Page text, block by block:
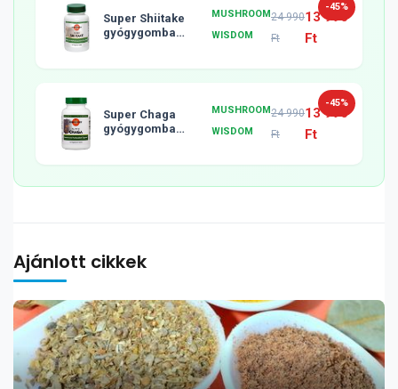
-45%
Super Shiitake
gyógygomba
MUSHROOM
WISDOM
24 990
Ft
13 990
Ft
-45%
Super Chaga
gyógygomba
MUSHROOM
WISDOM
24 990
Ft
13 990
Ft
Ajánlott cikkek